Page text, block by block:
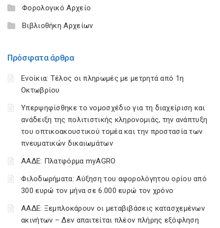
Φορολογικό Αρχείο
Βιβλιοθήκη Αρχείων
Πρόσφατα άρθρα
Ενοίκια: Τέλος οι πληρωμές με μετρητά από 1η
Οκτωβρίου
Υπερψηφίσθηκε το νομοσχέδιο για τη διαχείριση και
ανάδειξη της πολιτιστικής κληρονομιάς, την ανάπτυξη
του οπτικοακουστικού τομέα και την προστασία των
πνευματικών δικαιωμάτων
ΑΑΔΕ: Πλατφόρμα myAGRO
Φιλοδωρήματα: Αύξηση του αφορολόγητου ορίου από
300 ευρώ τον μήνα σε 6.000 ευρώ τον χρόνο
ΑΑΔΕ: Ξεμπλοκάρουν οι μεταβιβάσεις κατασχεμένων
ακινήτων – Δεν απαιτείται πλέον πλήρης εξόφληση